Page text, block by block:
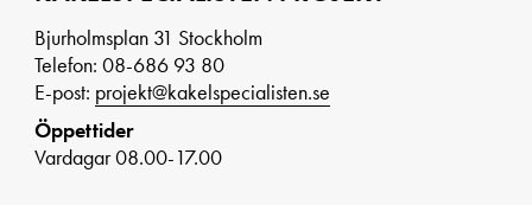
Bjurholmsplan 31 Stockholm
Telefon: 08-686 93 80
E-post: projekt@kakelspecialisten.se
Öppettider
Vardagar 08.00-17.00